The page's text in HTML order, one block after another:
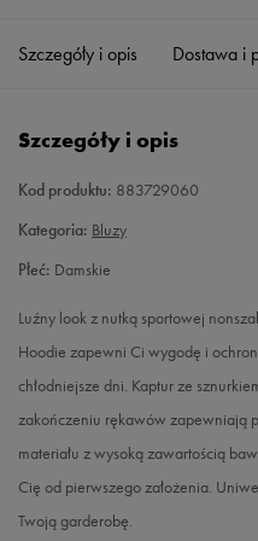
S Powiadom o
XL
Szczegóły i opis Dostawa i
Szczegóły i opis
Kod produktu: 883729060
Kategoria: Bluzy
Płeć: Damskie
Luźny look z nutką sportowej
Hoodie zapewni Ci wygodę i
chłodniejsze dni. Kaptur ze
zakończeniu rękawów zapewniają
materiału z wysoką zawartością
Cię od pierwszego założenia.
Twoją garderobę.